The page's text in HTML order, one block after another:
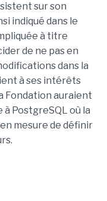
sur son
indiqué dans le
à titre
de ne pas en
dans la
à ses intérêts
Fondation auraient
PostgreSQL où la
mesure de définir